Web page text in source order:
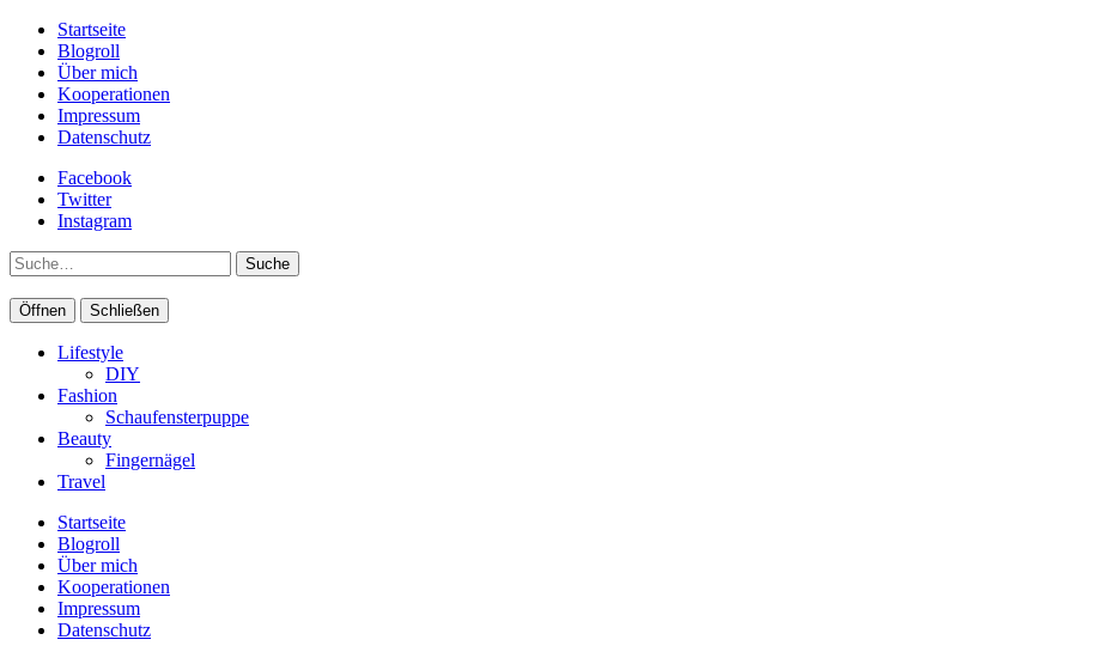
Startseite
Blogroll
Über mich
Kooperationen
Impressum
Datenschutz
Facebook
Twitter
Instagram
Suche
Öffnen Schließen
Lifestyle
DIY
Fashion
Schaufensterpuppe
Beauty
Fingernägel
Travel
Startseite
Blogroll
Über mich
Kooperationen
Impressum
Datenschutz